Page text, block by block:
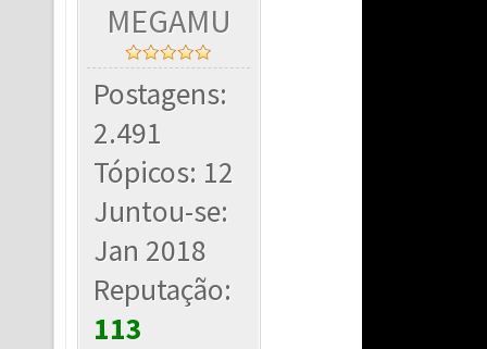
MEGAMU
Postagens:
2.491
Tópicos: 12
Juntou-se:
Jan 2018
Reputação:
113